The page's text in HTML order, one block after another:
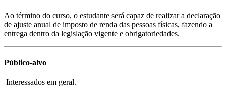
Ao término do curso, o estudante será capaz de realizar a declaração
de ajuste anual de imposto de renda das pessoas físicas, fazendo a
entrega dentro da legislação vigente e obrigatoriedades.
Público-alvo
Interessados em geral.